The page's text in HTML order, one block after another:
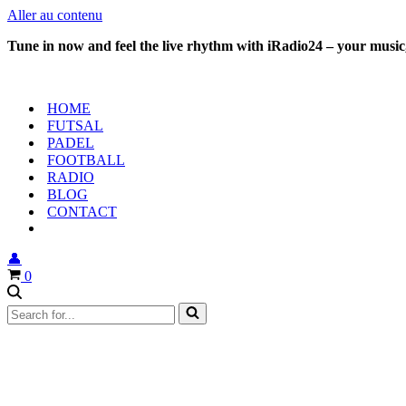
Aller au contenu
Tune in now and feel the live rhythm with iRadio24 – your
HOME
FUTSAL
PADEL
FOOTBALL
RADIO
BLOG
CONTACT
👤
Panier
0
Rechercher...